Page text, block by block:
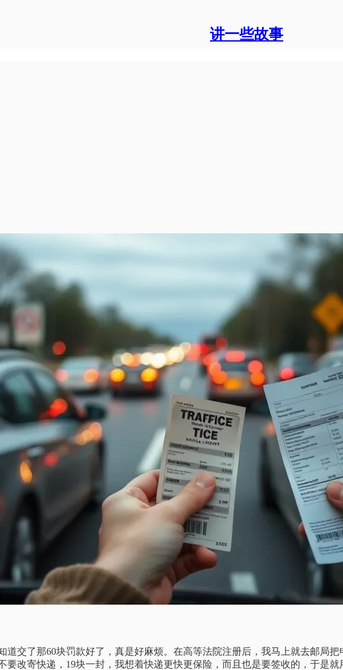
讲一些故事
道交了那60块罚款好了，真是好麻烦。在高等法院注册后，我马上就去邮局
要改寄快递，19块一封，我想着快递更快更保险，而且也是要签收的，于是